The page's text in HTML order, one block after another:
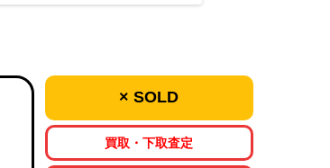
× SOLD
買取・下取査定